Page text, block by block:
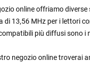
online offriamo
di 13,56 MHz per i lettori
più diffusi sono
negozio online troverai